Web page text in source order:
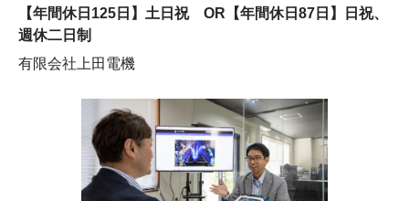
【年間休日125日】土日祝 OR【年間休日87日】日祝、
週休二日制
有限会社上田電機